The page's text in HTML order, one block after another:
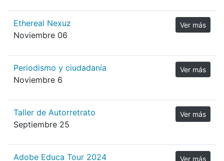
Ethereal Nexuz
Noviembre 06
Ver más
Periodismo y ciudadanía
Noviembre 6
Ver más
Taller de Autorretrato
Septiembre 25
Ver más
Adobe Educa Tour 2024
Ver más